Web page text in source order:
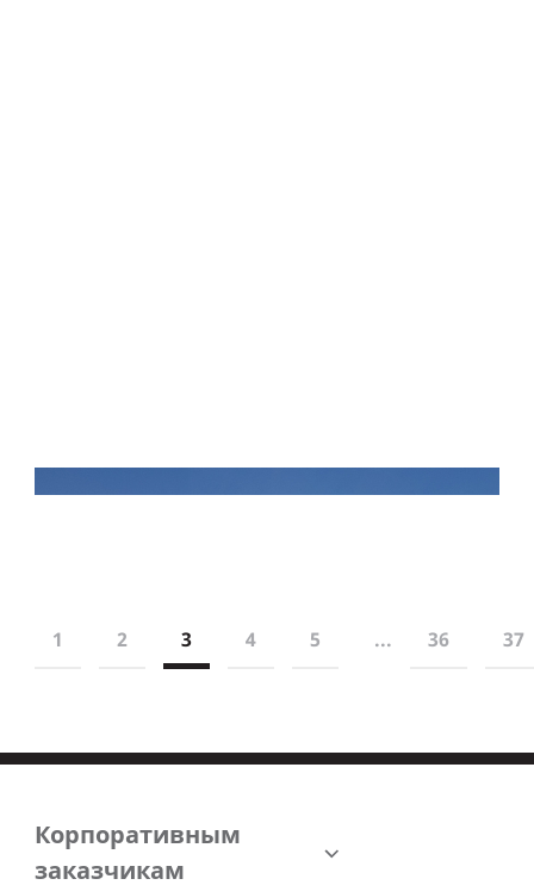
1 2 3 4 5 ... 36 37
Корпоративным
заказчикам